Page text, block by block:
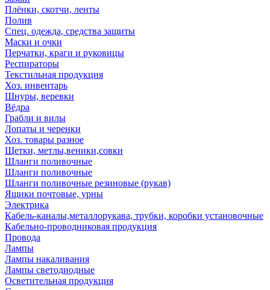
Плёнки, скотчи, ленты
Полив
Спец. одежда, средства защиты
Маски и очки
Перчатки, краги и руковицы
Респираторы
Текстильная продукция
Хоз. инвентарь
Шнуры, веревки
Вёдра
Грабли и вилы
Лопаты и черенки
Хоз. товары разное
Щетки, метлы,веники,совки
Шланги поливочные
Шланги поливочные
Шланги поливочные резиновые (рукав)
Ящики почтовые, урны
Электрика
Кабель-каналы,металлорукава, трубки, коробки установочные
Кабельно-проводниковая продукция
Провода
Лампы
Лампы накаливания
Лампы светодиодные
Осветительная продукция